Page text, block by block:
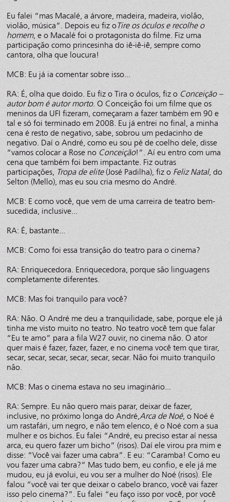
Eu falei “mas Macalé, a árvore, madeira, madeira, violão,
violão, música”. Depois eu fiz oTire os óculos e recolhe o
homem, e o Macalé foi o protagonista do filme. Fiz uma
participação como princesinha do iê-iê-iê, sempre como
cantora, olha que loucura!
MCB: Eu já ia comentar sobre isso...
RA: É, olha que doido. Eu fiz o Tira o óculos, fiz o Conceição –
autor bom é autor morto. O Conceição foi um filme que os
meninos da UFI fizeram, começaram a fazer também em 90 e
tal e só foi terminado em 2008. Eu já entrei no final, a minha
cena é resto de negativo, sabe, sobrou um pedacinho de
negativo. Daí o André, como eu sou pé de coelho dele, disse
“vamos colocar a Rose no Conceição!”. Aí eu entro com uma
cena que também foi bem impactante. Fiz outras
participações, Tropa de elite(José Padilha), fiz o Feliz Natal, do
Selton (Mello), mas eu sou cria mesmo do André.
MCB: E como você, que vem de uma carreira de teatro bem-
sucedida, inclusive...
RA: É, bastante...
MCB: Como foi essa transição do teatro para o cinema?
RA: Enriquecedora. Enriquecedora, porque são linguagens
completamente diferentes.
MCB: Mas foi tranquilo para você?
RA: Não. O André me deu a tranquilidade, sabe, porque ele já
tinha me visto muito no teatro. No teatro você tem que falar
“Eu te amo” para a fila W27 ouvir, no cinema não. O ator
quer mais é fazer, fazer, fazer, e no cinema você tem que tirar,
secar, secar, secar, secar, secar, secar. Não foi muito tranquilo
não.
MCB: Mas o cinema estava no seu imaginário...
RA: Sempre. Eu não quero mais parar, deixar de fazer,
inclusive, no próximo longa do André,Arca de Noé, o Noé é
um rastafári, um negro, e não tem elenco, é o Noé com a sua
mulher e os bichos. Eu falei “André, eu preciso estar aí nessa
arca, eu quero fazer um bicho” (risos). Daí ele virou pra mim e
disse: “Você vai fazer uma cabra”. E eu: “Caramba! Como eu
vou fazer uma cabra?” Mas tudo bem, eu confio, e ele já me
mudou, eu já evolui, eu vou ser a mulher do Noé (risos). Ele
falou “você vai ter que deixar o cabelo branco, você vai fazer
isso pelo cinema?”. Eu falei “eu faço isso por você, por você